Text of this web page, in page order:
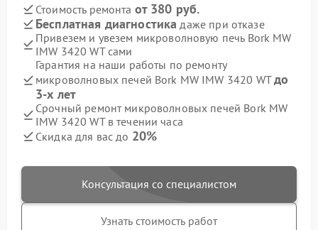
Стоимость ремонта от 380 руб.
Бесплатная диагностика даже при отказе
Привезем и увезем микроволновую печь Bork MW
IMW 3420 WT сами
Гарантия на наши работы по ремонту
микроволновых печей Bork MW IMW 3420 WTдо
3-х лет
Срочный ремонт микроволновых печей Bork MW
IMW 3420 WT в течении часа
Скидка для вас до 20%
Консультация со специалистом
Узнать стоимость работ